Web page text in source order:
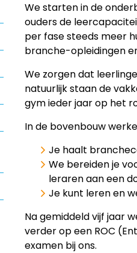
We starten in de
ouders de
per fase steeds meer
branche-opleidingen
We zorgen dat
natuurlijk staan de
gym ieder jaar op het
In de bovenbouw
Je haalt
We bereiden je
leraren aan een
Je kunt leren en
Na gemiddeld vijf jaar
verder op een ROC
examen bij ons.